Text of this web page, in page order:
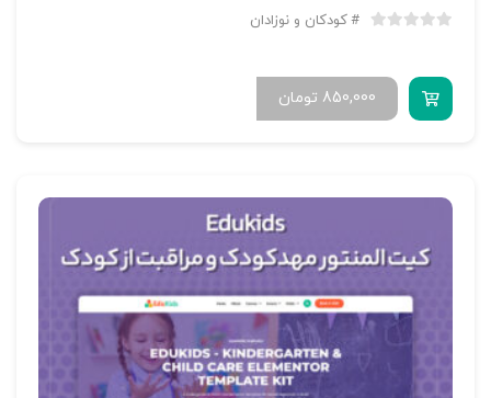
کودکان و نوزادان
تومان 850,000